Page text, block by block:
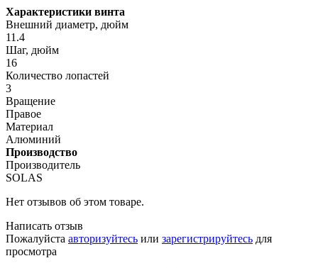
Характеристики винта
Внешний диаметр, дюйм
11.4
Шаг, дюйм
16
Количество лопастей
3
Вращение
Правое
Материал
Алюминий
Производство
Производитель
SOLAS
Нет отзывов об этом товаре.
Написать отзыв
Пожалуйста авторизуйтесь или зарегистрируйтесь для
просмотра